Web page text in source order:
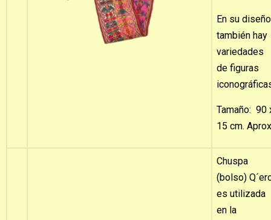
En su diseño
también hay
variedades
de figuras
Tamaño: 90
15 cm.
Chuspa
(bolso)
es utilizada
en la